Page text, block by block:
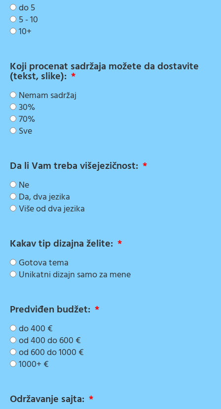
do 5
5 - 10
10+
Koji procenat sadržaja možete da dostavite
(tekst, slike):
Nemam sadržaj
30%
70%
Sve
Da li Vam treba višejezičnost:
Ne
Da, dva jezika
Više od dva jezika
Kakav tip dizajna želite:
Gotova tema
Unikatni dizajn samo za mene
Predviđen budžet:
do 400 €
od 400 do 600 €
od 600 do 1000 €
1000+ €
Održavanje sajta: